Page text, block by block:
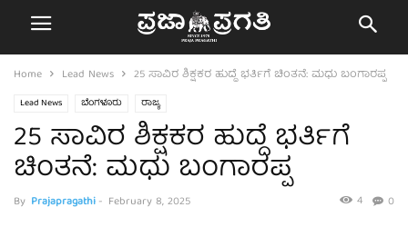
Home Lead News 25 ಸಾವಿರ ಶಿಕ್ಷಕರ ಹುದ್ದೆ ಭರ್ತಿಗೆ ಚಿಂತನೆ: ಮಧು ಬಂಗಾರಪ್ಪ
Lead News ಬೆಂಗಳೂರು ರಾಜ್ಯ
25 ಸಾವಿರ ಶಿಕ್ಷಕರ ಹುದ್ದೆ ಭರ್ತಿಗೆ
ಚಿಂತನೆ: ಮಧು ಬಂಗಾರಪ್ಪ
By Prajapragathi- February 8, 2025 0
4